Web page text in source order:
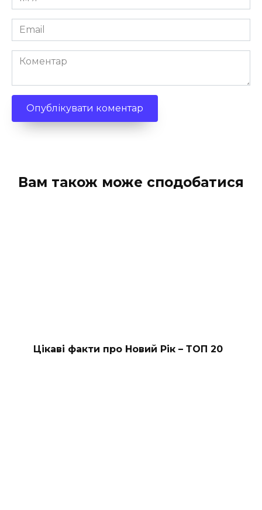
*
Email
*
Коментар
Вам також може сподобатися
Цікаві факти про Новий Рік – ТОП 20